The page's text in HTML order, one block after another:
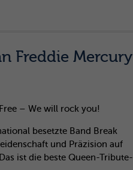
Freddie Mercury
– We will rock you!
besetzte Band Break
und Präzision auf
ist die beste Queen-Tribute-